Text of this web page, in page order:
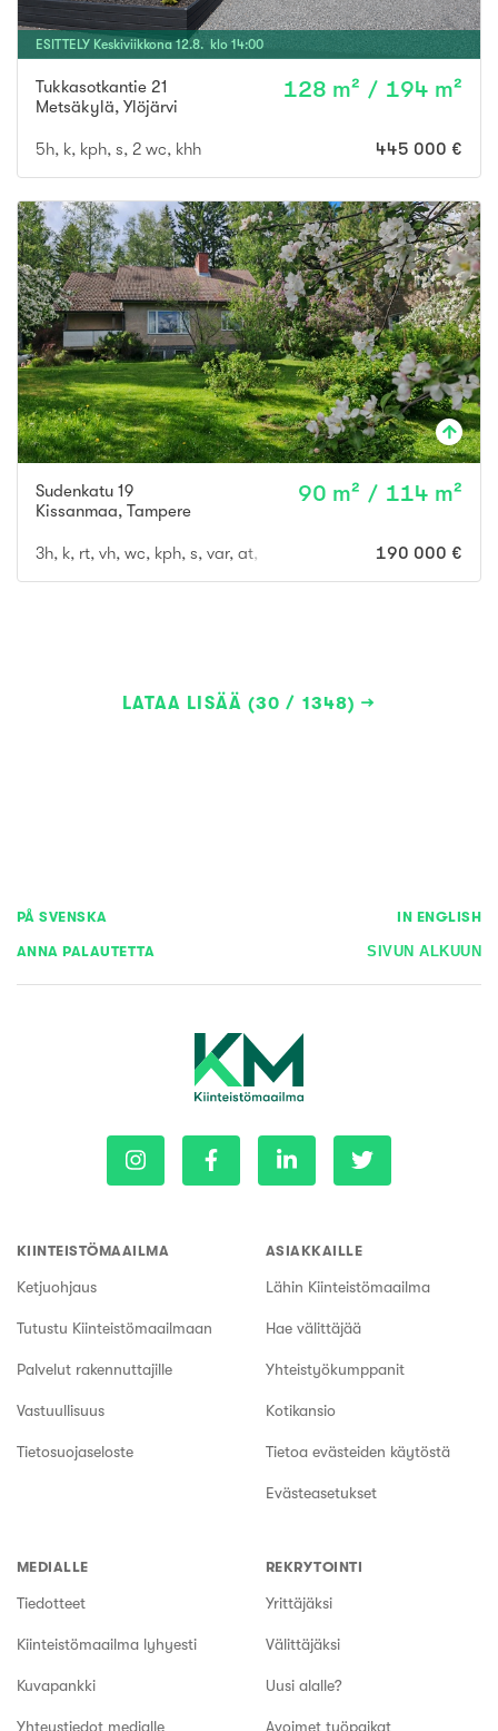
ESITTELY Keskiviikkona 12.8. klo 14:00
Tukkasotkantie 21
Metsäkylä, Ylöjärvi
128 m² / 194 m²
5h, k, kph, s, 2 wc, khh 445 000 €
Sudenkatu 19
Kissanmaa, Tampere
90 m² / 114 m²
3h, k, rt, vh, wc, kph, s, var, at, tekninen tila, iso ullakko
190 000 €
LATAA LISÄÄ (30 / 1348)
PÅ SVENSKA IN ENGLISH
ANNA PALAUTETTA SIVUN ALKUUN
KIINTEISTÖMAAILMA
Ketjuohjaus
Tutustu Kiinteistömaailmaan
Palvelut rakennuttajille
Vastuullisuus
Tietosuojaseloste
ASIAKKAILLE
Lähin Kiinteistömaailma
Hae välittäjää
Yhteistyökumppanit
Kotikansio
Tietoa evästeiden käytöstä
Evästeasetukset
MEDIALLE
Tiedotteet
Kiinteistömaailma lyhyesti
Kuvapankki
Yhteystiedot medialle
REKRYTOINTI
Yrittäjäksi
Välittäjäksi
Uusi alalle?
Avoimet työpaikat